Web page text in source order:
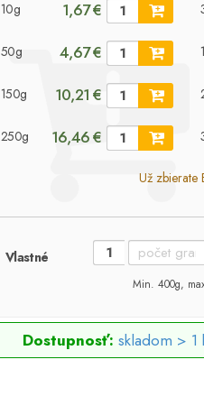
10g 1,67 €
50g 4,67 €
150g 10,21 €
250g 16,46 €
Už zbierate
Vlastné
Min. 400g,
Dostupnosť: skladom > 1